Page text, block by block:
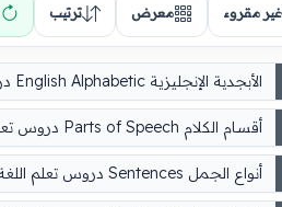
غير مقروء معرض ترتيب
الأبجدية الإنجليزية English Alphabetic دروس تعلم اللغة الإنجليزية
أقسام الكلام Parts of Speech دروس تعلم اللغة الإنجليزية
أنواع الجمل Sentences دروس تعلم اللغة الإنجليزية